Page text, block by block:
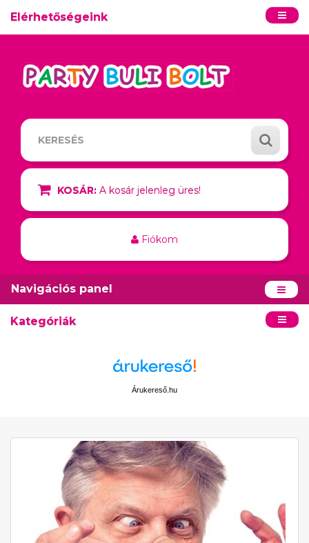
Elérhetőségeink
KOSÁR: A kosár jelenleg üres!
Fiókom
Navigációs panel
Kategóriák
Árukereső.hu